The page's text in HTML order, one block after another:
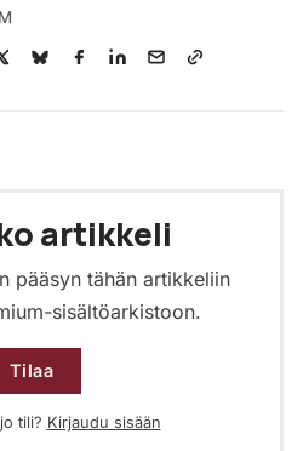
artikkeli
pääsyn tähän artikkeliin
sisältöarkistoon.
Tilaa
tili? Kirjaudu sisään